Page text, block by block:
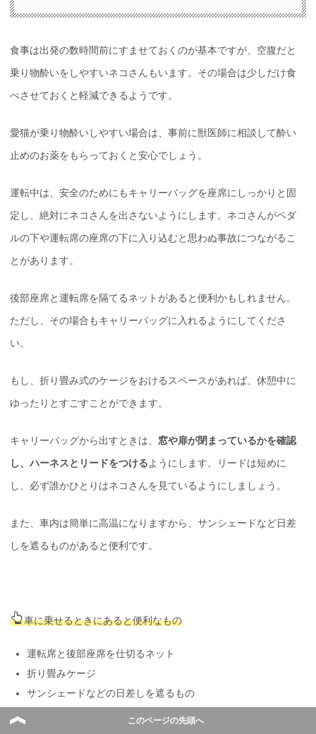
食事は出発の数時間前にすませておくのが基本ですが、空腹だと
乗り物酔いをしやすいネコさんもいます。その場合は少しだけ食
べさせておくと軽減できるようです。
愛猫が乗り物酔いしやすい場合は、事前に獣医師に相談して酔い
止めのお薬をもらっておくと安心でしょう。
運転中は、安全のためにもキャリーバッグを座席にしっかりと固
定し、絶対にネコさんを出さないようにします。ネコさんがペダ
ルの下や運転席の座席の下に入り込むと思わぬ事故につながるこ
とがあります。
後部座席と運転席を隔てるネットがあると便利かもしれません。
ただし、その場合もキャリーバッグに入れるようにしてくださ
い。
もし、折り畳み式のケージをおけるスペースがあれば、休憩中に
ゆったりとすごすことができます。
キャリーバッグから出すときは、 窓や扉が閉まっているかを確認
し、ハーネスとリードをつけるようにします。リードは短めに
し、必ず誰かひとりはネコさんを見ているようにしましょう。
また、車内は簡単に高温になりますから、サンシェードなど日差
しを遮るものがあると便利です。
車に乗せるときにあると便利なもの
運転席と後部座席を仕切るネット
折り畳みケージ
サンシェードなどの日差しを遮るもの
このページの先頭へ